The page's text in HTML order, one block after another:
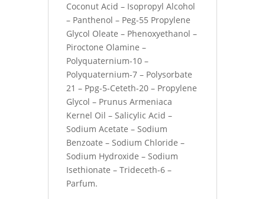
Coconut Acid – Isopropyl Alcohol
– Panthenol – Peg-55 Propylene
Glycol Oleate – Phenoxyethanol –
Piroctone Olamine –
Polyquaternium-10 –
Polyquaternium-7 – Polysorbate
21 – Ppg-5-Ceteth-20 – Propylene
Glycol – Prunus Armeniaca
Kernel Oil – Salicylic Acid –
Sodium Acetate – Sodium
Benzoate – Sodium Chloride –
Sodium Hydroxide – Sodium
Isethionate – Trideceth-6 –
Parfum.